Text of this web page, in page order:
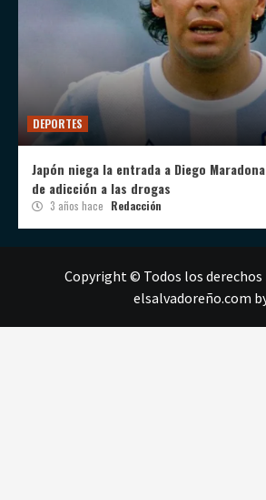
DEPORTES
Japón niega la entrada a Diego
de adicción a las drogas
3 años hace Redacción
Copyright © Todos los derechos
elsalvadoreño.com